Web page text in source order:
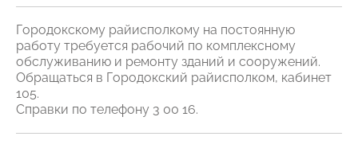
Городокскому райисполкому на постоянную
работу требуется рабочий по комплексному
обслуживанию и ремонту зданий и сооружений.
Обращаться в Городокский райисполком, кабинет
105.
Справки по телефону 3 00 16.